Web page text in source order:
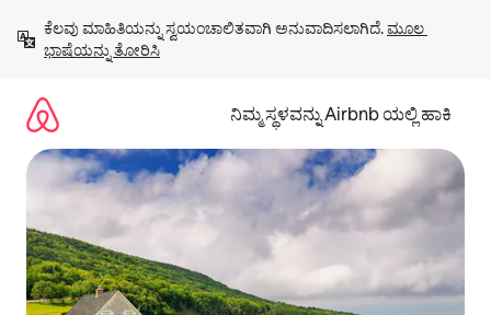
ಹೋಗಿ
ಕೆಲವು ಮಾಹಿತಿಯನ್ನು ಸ್ವಯಂಚಾಲಿತವಾಗಿ ಅನುವಾದಿಸಲಾಗಿದೆ. ಮೂಲ
ಭಾಷೆಯನ್ನು ತೋರಿಸಿ
ನಿಮ್ಮ ಸ್ಥಳವನ್ನು Airbnb ಯಲ್ಲಿ ಹಾಕಿ